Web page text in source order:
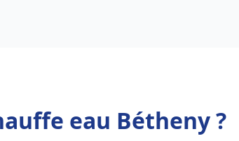
eau Bétheny ?